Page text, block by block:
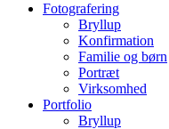
Fotografering
Bryllup
Konfirmation
Familie og børn
Portræt
Virksomhed
Portfolio
Bryllup